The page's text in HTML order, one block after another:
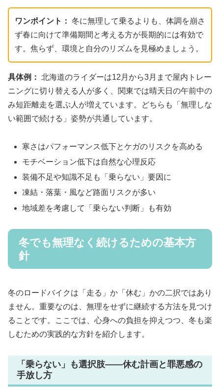
ワンポイント： 冬に無理して乗るよりも、体調を崩さ
ず春に向けて準備期間と考える方が長期的には有効で
す。焦らず、環境と自分のリズムを見極めましょう。
具体例： 北海道のライダーは12月から3月まで屋内トレー
ニングに切り替える人が多く、関東では晴天日の午前中の
み短距離走を選ぶ人が増えています。どちらも「無理しな
い範囲で続ける」姿勢が共通しています。
寒さはパフォーマンス低下とケガのリスクを高める
モチベーション低下は自然な心理反応
装備不足や知識不足も「乗らない」要因に
凍結・落葉・風など路面リスクが多い
地域差を考慮して「乗らない判断」も有効
冬でも無理なく続けるための基本方
針
冬のロードバイクは「走る」か「休む」かの二択ではあり
ません。重要なのは、無理をせずに継続する方法を見つけ
ることです。ここでは、心身への負担を抑えつつ、冬も楽
しむための実践的な方針を紹介します。
「乗らない」も選択肢――休む計画と罪悪感の
手放し方